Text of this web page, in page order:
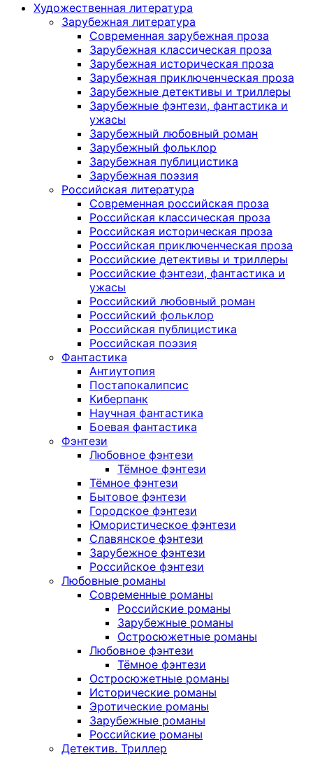
Художественная литература
Зарубежная литература
Современная зарубежная проза
Зарубежная классическая проза
Зарубежная историческая проза
Зарубежная приключенческая проза
Зарубежные детективы и триллеры
Зарубежные фэнтези, фантастика и
ужасы
Зарубежный любовный роман
Зарубежный фольклор
Зарубежная публицистика
Зарубежная поэзия
Российская литература
Современная российская проза
Российская классическая проза
Российская историческая проза
Российская приключенческая проза
Российские детективы и триллеры
Российские фэнтези, фантастика и
ужасы
Российский любовный роман
Российский фольклор
Российская публицистика
Российская поэзия
Фантастика
Антиутопия
Постапокалипсис
Киберпанк
Научная фантастика
Боевая фантастика
Фэнтези
Любовное фэнтези
Тёмное фэнтези
Тёмное фэнтези
Бытовое фэнтези
Городское фэнтези
Юмористическое фэнтези
Славянское фэнтези
Зарубежное фэнтези
Российское фэнтези
Любовные романы
Современные романы
Российские романы
Зарубежные романы
Остросюжетные романы
Любовное фэнтези
Тёмное фэнтези
Остросюжетные романы
Исторические романы
Эротические романы
Зарубежные романы
Российские романы
Детектив. Триллер